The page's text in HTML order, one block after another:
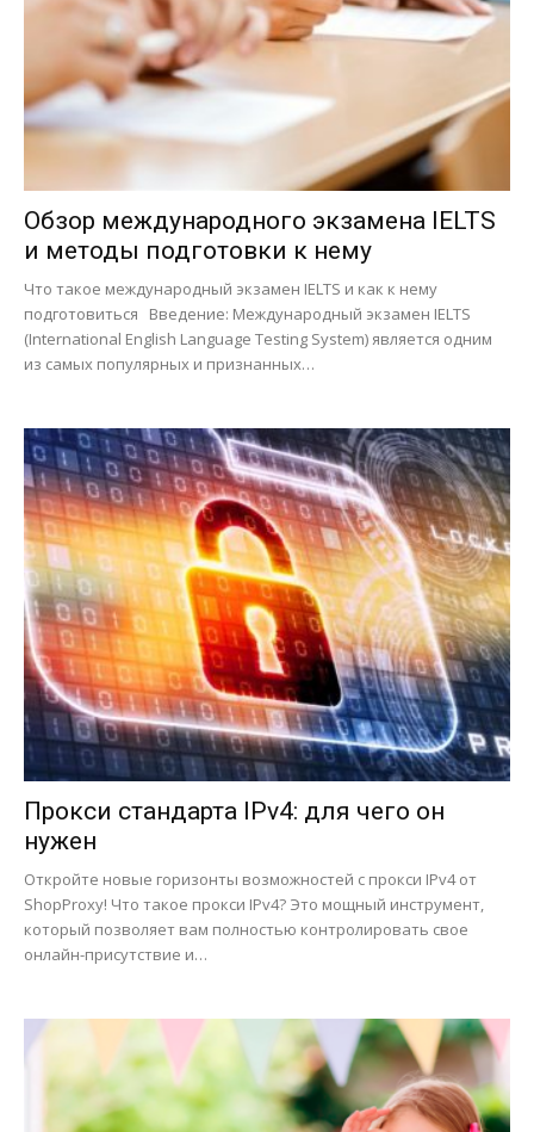
Обзор международного экзамена IELTS
и методы подготовки к нему
Что такое международный экзамен IELTS и как к нему
подготовиться Введение: Международный экзамен IELTS
(International English Language Testing System) является одним
из самых популярных и признанных…
Прокси стандарта IPv4: для чего он
нужен
Откройте новые горизонты возможностей с прокси IPv4 от
ShopProxy! Что такое прокси IPv4? Это мощный инструмент,
который позволяет вам полностью контролировать свое
онлайн-присутствие и…